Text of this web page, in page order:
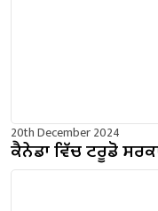
20th December 2024
ਕੈਨੇਡਾ ਵਿੱਚ ਟਰੂਡੋ